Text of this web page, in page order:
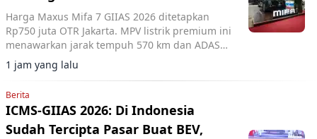
Harga Maxus Mifa 7 GIIAS 2026 ditetapkan
Rp750 juta OTR Jakarta. MPV listrik premium ini
menawarkan jarak tempuh 570 km dan ADAS
Level 2+.
1 jam yang lalu
Berita
ICMS-GIIAS 2026: Di Indonesia
Sudah Tercipta Pasar Buat BEV,